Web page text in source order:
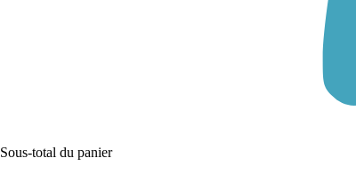
Sous-total du panier